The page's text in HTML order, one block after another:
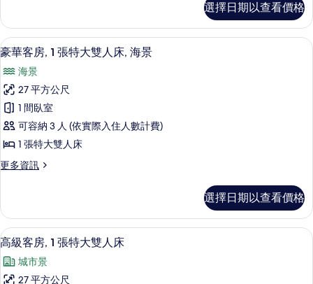
人
床
的
所
有
相
片
客
房,
2
單
人
床
的
詳
情
選擇日期以查看價格
顯
豪
華
客
房,
1
張
大
雙
人
床,
海
豪華客房, 1 張特大雙人床, 海景 | 客
17
豪華客房, 1 張特大雙人床, 海景
海景
27 平方公尺
1 間臥室
可容納 3 人 (依實際入住人數計費)
1 張特大雙人床
更多資訊
更
客
房,
1
特
大
選擇日期以查看價格
顯
示
高
客房內保險箱、書桌、筆電工作空間
10
高級客房, 1 張特大雙人床
城市景
27 平方公尺